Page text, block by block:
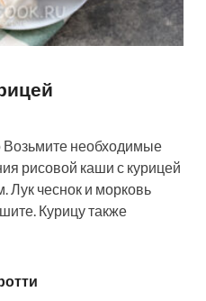
необходимые
рисовой каши с курицей
Лук чеснок и морковь
Курицу также